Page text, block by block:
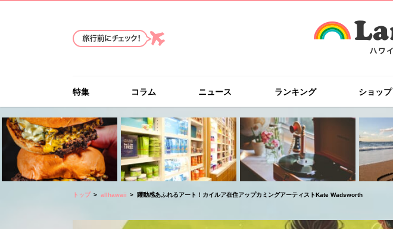
特集 コラム ニュース ランキング ショップ
トップ allhawaii 躍動感あふれるアート！カイルア在住アップカミングアーティストKate Wadsworth